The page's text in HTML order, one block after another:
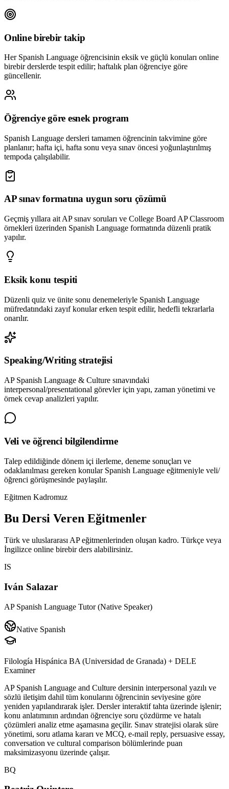
Online birebir takip
Her Spanish Language öğrencisinin eksik ve güçlü konuları online
birebir derslerde tespit edilir; haftalık plan öğrenciye göre
güncellenir.
Öğrenciye göre esnek program
Spanish Language dersleri tamamen öğrencinin takvimine göre
planlanır; hafta içi, hafta sonu veya sınav öncesi yoğunlaştırılmış
tempoda çalışılabilir.
AP sınav formatına uygun soru çözümü
Geçmiş yıllara ait AP sınav soruları ve College Board AP Classroom
örnekleri üzerinden Spanish Language formatında düzenli pratik
yapılır.
Eksik konu tespiti
Düzenli quiz ve ünite sonu denemeleriyle Spanish Language
müfredatındaki zayıf konular erken tespit edilir, hedefli tekrarlarla
onarılır.
Speaking/Writing stratejisi
AP Spanish Language & Culture sınavındaki
interpersonal/presentational görevler için yapı, zaman yönetimi ve
örnek cevap analizleri yapılır.
Veli ve öğrenci bilgilendirme
Talep edildiğinde dönem içi ilerleme, deneme sonuçları ve
odaklanılması gereken konular Spanish Language eğitmeniyle veli/
öğrenci görüşmesinde paylaşılır.
Eğitmen Kadromuz
Bu Dersi Veren Eğitmenler
Türk ve uluslararası AP eğitmenlerinden oluşan kadro. Türkçe veya
İngilizce online birebir ders alabilirsiniz.
IS
Iván Salazar
AP Spanish Language Tutor (Native Speaker)
Native Spanish
Filología Hispánica BA (Universidad de Granada) + DELE
Examiner
AP Spanish Language and Culture dersinin interpersonal yazılı ve
sözlü iletişim dahil tüm konularını öğrencinin seviyesine göre
yeniden yapılandırarak işler. Dersler interaktif tahta üzerinde işlenir;
konu anlatımının ardından öğrenciye soru çözdürme ve hatalı
çözümleri analiz etme aşamasına geçilir. Sınav stratejisi olarak süre
yönetimi, soru atlama kararı ve MCQ, e-mail reply, persuasive essay,
conversation ve cultural comparison bölümlerinde puan
maksimizasyonu üzerinde çalışır.
BQ